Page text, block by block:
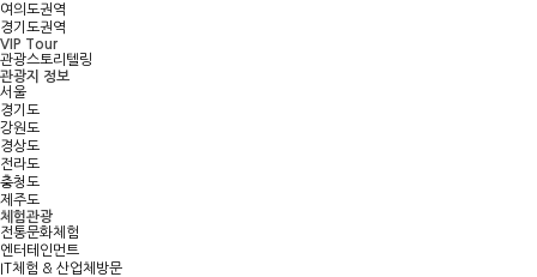
여의도권역
경기도권역
VIP Tour
관광스토리텔링
관광지 정보
서울
경기도
강원도
경상도
전라도
충청도
제주도
체험관광
전통문화체험
엔터테인먼트
IT체험 & 산업체방문